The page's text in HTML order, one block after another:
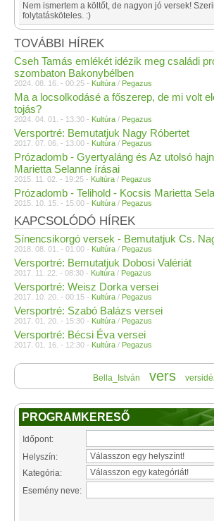
Nem ismertem a költőt, de nagyon jó versek!
folytatásköteles. :)
TOVÁBBI HÍREK
Cseh Tamás emlékét idézik meg családi
szombaton Bakonybélben
2024. 08. 16. - 00:25 - Kultúra / Pegazus
Ma a locsolkodásé a főszerep, de mi volt
tojás?
2024. 04. 01. - 13:30 - Kultúra / Pegazus
Versportré: Bemutatjuk Nagy Róbertet
2017. 07. 06. - 13:00 - Kultúra / Pegazus
Prózadomb - Gyertyaláng és Az utolsó
Marietta Selanne írásai
2015. 11. 02. - 19:25 - Kultúra / Pegazus
Prózadomb - Telihold - Kocsis Marietta
2015. 10. 15. - 15:00 - Kultúra / Pegazus
KAPCSOLÓDÓ HÍREK
Sínencsikorgó versek - Bemutatjuk Cs.
2018. 08. 01. - 01:00 - Kultúra / Pegazus
Versportré: Bemutatjuk Dobosi Valériát
2017. 11. 22. - 08:30 - Kultúra / Pegazus
Versportré: Weisz Dorka versei
2017. 10. 20. - 00:15 - Kultúra / Pegazus
Versportré: Szabó Balázs versei
2017. 01. 20. - 15:30 - Kultúra / Pegazus
Versportré: Bécsi Éva versei
2017. 01. 16. - 12:30 - Kultúra / Pegazus
Bella_István vers
PROGRAMKERESŐ
Időpont:
Helyszín:
Kategória:
Esemény neve: